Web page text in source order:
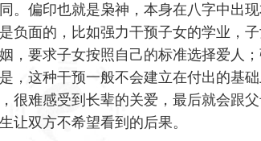
。偏印也就是枭神，本身在八字中出
负面的，比如强力干预子女的学业，
，要求子女按照自己的标准选择爱人
，这种干预一般不会建立在付出的基础
很难感受到长辈的关爱，最后就会跟
让双方不希望看到的后果。